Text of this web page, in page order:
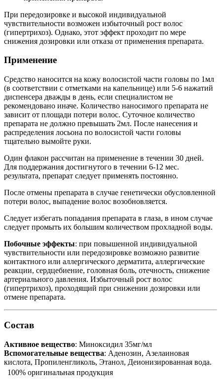
При передозировке и высокой индивидуальной
чувствительности возможен избыточный рост волос
(гипертрихоз). Однако, этот эффект проходит по мере
снижения дозировки или отказа от применения препарата.
Применение
Средство наносится на кожу волосистой части головы по 1мл
(в соответствии с отметками на капельнице) или 5-6 нажатий
диспенсера дважды в день, если специалистом не
рекомендовано иначе. Количество наносимого препарата не
зависит от площади потери волос. Суточное количество
препарата не должно превышать 2мл. После нанесения и
распределения лосьона по волосистой части головы
тщательно вымойте руки.
Один флакон рассчитан на применение в течении 30 дней.
Для поддержания достигнутого в течении 6-12 мес.
результата, препарат следует применять постоянно.
После отмены препарата в случае генетически обусловленной
потери волос, выпадение волос возобновляется.
Следует избегать попадания препарата в глаза, в ином случае
следует промыть их большим количеством прохладной воды.
Побочные эффекты: при повышенной индивидуальной
чувствительности или передозировке возможно развитие
контактного или аллергического дерматита, аллергические
реакции, сердцебиение, головная боль, отечность, снижение
артериального давления. Избыточный рост волос
(гипертрихоз), проходящий при снижении дозировки или
отмене препарата.
Состав
Активное вещество: Миноксидил 35мг/мл
Вспомогательные вещества: Аденозин, Азелаиновая
кислота, Пропиленгликоль, Этанол, Деионизированная вода.
100% оригинальная продукция